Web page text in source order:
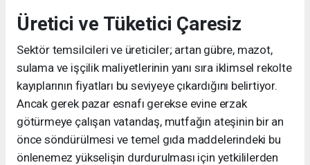
Üretici ve Tüketici Çaresiz
Sektör temsilcileri ve üreticiler; artan gübre, mazot,
sulama ve işçilik maliyetlerinin yanı sıra iklimsel rekolte
kayıplarının fiyatları bu seviyeye çıkardığını belirtiyor.
Ancak gerek pazar esnafı gerekse evine erzak
götürmeye çalışan vatandaş, mutfağın ateşinin bir an
önce söndürülmesi ve temel gıda maddelerindeki bu
önlenemez yükselişin durdurulması için yetkililerden